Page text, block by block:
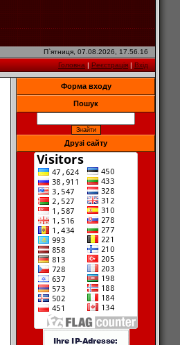
П`ятниця, 07.08.2026, 17.56.16
Головна|Реєстрація|Вхід
Форма входу
Пошук
Друзі сайту